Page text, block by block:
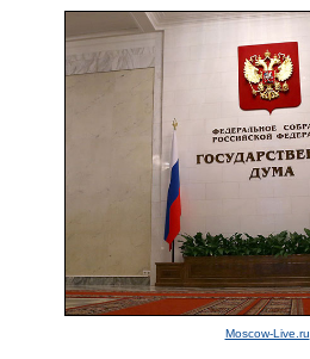
Moscow-Live.ru